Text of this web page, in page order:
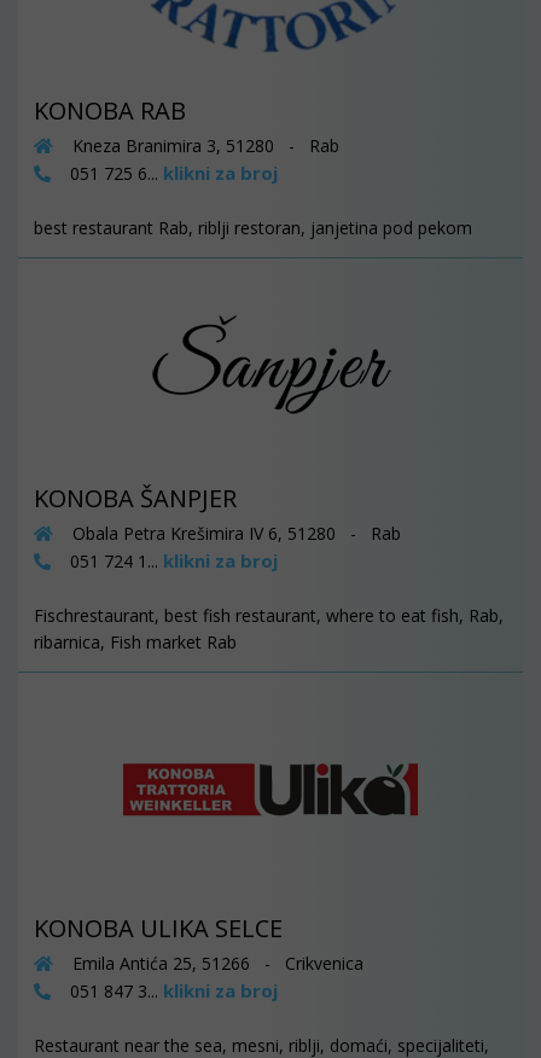
KONOBA RAB
Kneza Branimira 3, 51280 - Rab
051 725 6... klikni za broj
best restaurant Rab, riblji restoran, janjetina pod pekom
KONOBA ŠANPJER
Obala Petra Krešimira IV 6, 51280 - Rab
051 724 1... klikni za broj
Fischrestaurant, best fish restaurant, where to eat fish, Rab,
ribarnica, Fish market Rab
KONOBA ULIKA SELCE
Emila Antića 25, 51266 - Crikvenica
051 847 3... klikni za broj
Restaurant near the sea, mesni, riblji, domaći, specijaliteti,